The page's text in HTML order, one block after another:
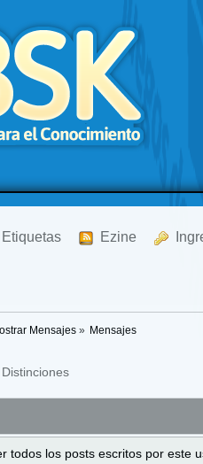
Etiquetas Ezine
Mensajes» Mensajes
Distinciones
todos los posts escritos por este